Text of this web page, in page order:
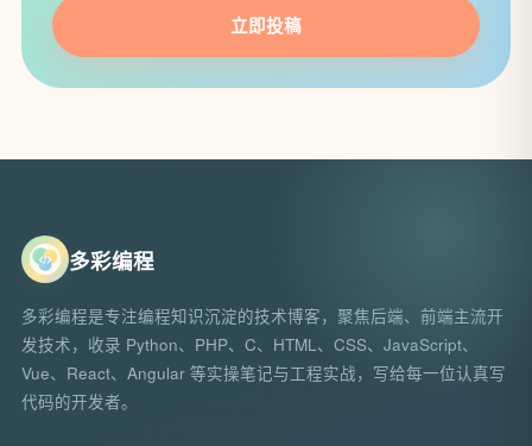
立即投稿
多彩编程
多彩编程是专注编程知识沉淀的技术博客，聚焦后端、前端主流开
发技术，收录 Python、PHP、C、HTML、CSS、JavaScript、
Vue、React、Angular 等实操笔记与工程实战，写给每一位认真写
代码的开发者。